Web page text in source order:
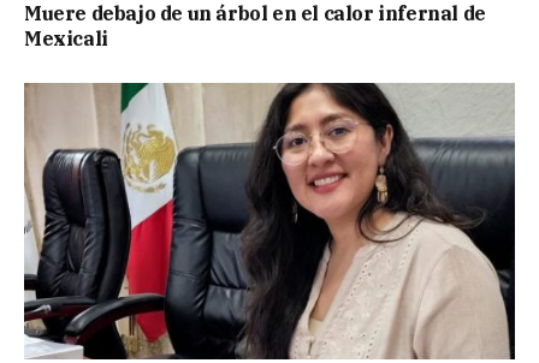
Muere debajo de un árbol en el calor infernal de
Mexicali